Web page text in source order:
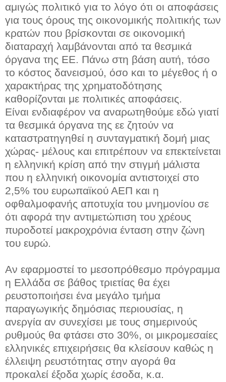
αμιγώς πολιτικό για το λόγο ότι οι αποφάσεις
για τους όρους της οικονομικής πολιτικής των
κρατών που βρίσκονται σε οικονομική
διαταραχή λαμβάνονται από τα θεσμικά
όργανα της ΕΕ. Πάνω στη βάση αυτή, τόσο
το κόστος δανεισμού, όσο και το μέγεθος ή ο
χαρακτήρας της χρηματοδότησης
καθορίζονται με πολιτικές αποφάσεις.
Είναι ενδιαφέρον να αναρωτηθούμε εδώ γιατί
τα θεσμικά όργανα της εε ζητούν να
καταστρατηγηθεί η συνταγματική δομή μιας
χώρας- μέλους και επιτρέπουν να επεκτείνεται
η ελληνική κρίση από την στιγμή μάλιστα
που η ελληνική οικονομία αντιστοιχεί στο
2,5% του ευρωπαϊκού ΑΕΠ και η
οφθαλμοφανής αποτυχία του μνημονίου σε
ότι αφορά την αντιμετώπιση του χρέους
πυροδοτεί μακροχρόνια ένταση στην ζώνη
του ευρώ.
Αν εφαρμοστεί το μεσοπρόθεσμο πρόγραμμα
η Ελλάδα σε βάθος τριετίας θα έχει
ρευστοποιήσει ένα μεγάλο τμήμα
παραγωγικής δημόσιας περιουσίας, η
ανεργία αν συνεχίσει με τους σημερινούς
ρυθμούς θα φτάσει στο 30%, οι μικρομεσαίες
ελληνικές επιχειρήσεις θα κλείσουν καθώς η
έλλειψη ρευστότητας στην αγορά θα
προκαλεί έξοδα χωρίς έσοδα, κ.α.